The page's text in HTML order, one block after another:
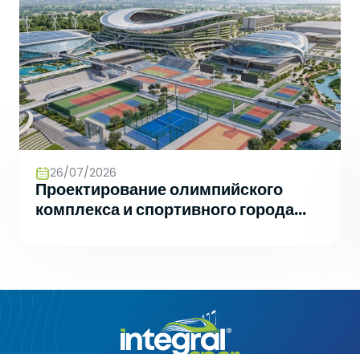
26/07/2026
Проектирование олимпийского
комплекса и спортивного города